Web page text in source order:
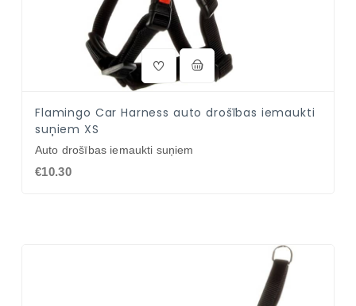
Flamingo Car Harness auto drošības iemaukti
suņiem XS
Auto drošības iemaukti suņiem
€10.30